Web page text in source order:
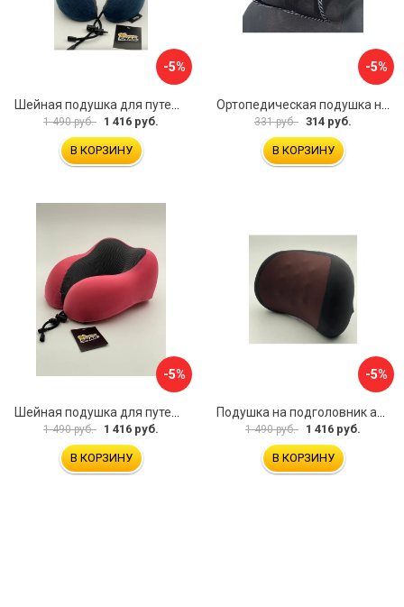
-5%
Шейная подушка для путешествий Golden Snail GS 0458-2 темно-синий
1 490 руб. 1 416 руб.
В КОРЗИНУ
-5%
Ортопедическая подушка на подголовник TORSO 5155968
331 руб. 314 руб.
В КОРЗИНУ
-5%
1 490 руб. 1 416 руб.
В КОРЗИНУ
-5%
1 490 руб. 1 416 руб.
В КОРЗИНУ